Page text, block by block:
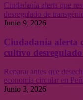
Ciudadanía alerta que
desregulado de
Junio 9, 2026
Ciudadanía alerta
cultivo
Reparar antes que
economía circular en
Junio 3, 2026